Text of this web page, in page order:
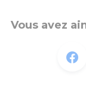
Vous avez